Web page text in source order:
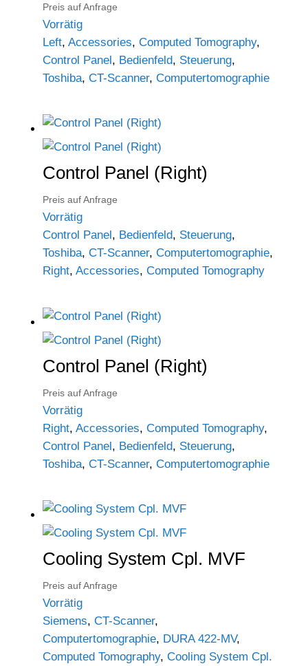
Preis auf Anfrage
Vorrätig
Left, Accessories, Computed Tomography,
Control Panel, Bedienfeld, Steuerung,
Toshiba, CT-Scanner, Computertomographie
Control Panel (Right)
Preis auf Anfrage
Vorrätig
Control Panel , Bedienfeld, Steuerung,
Toshiba, CT-Scanner, Computertomographie,
Right, Accessories, Computed Tomography
Control Panel (Right)
Preis auf Anfrage
Vorrätig
Right, Accessories, Computed Tomography,
Control Panel, Bedienfeld, Steuerung,
Toshiba, CT-Scanner, Computertomographie
Cooling System Cpl. MVF
Preis auf Anfrage
Vorrätig
Siemens, CT-Scanner,
Computertomographie, DURA 422-MV,
Computed Tomography, Cooling System Cpl.